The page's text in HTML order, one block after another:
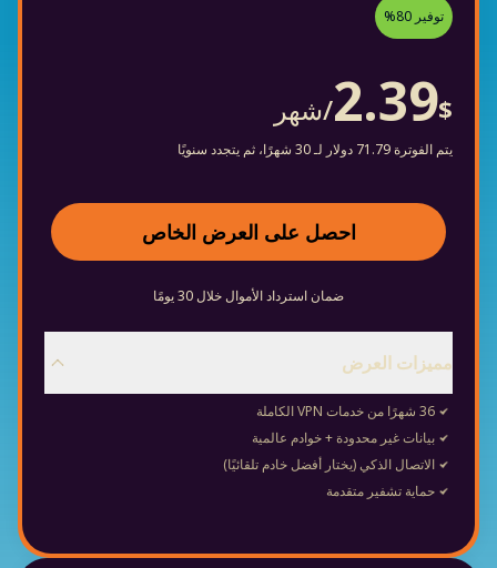
توفير 80%
$
2.39/شهر
يتم الفوترة 71.79 دولار لـ 30 شهرًا، ثم يتجدد سنويًا
احصل على العرض الخاص
ضمان استرداد الأموال خلال 30 يومًا
مميزات العرض
36 شهرًا من خدمات VPN الكاملة
بيانات غير محدودة + خوادم عالمية
الاتصال الذكي (يختار أفضل خادم تلقائيًا)
حماية تشفير متقدمة